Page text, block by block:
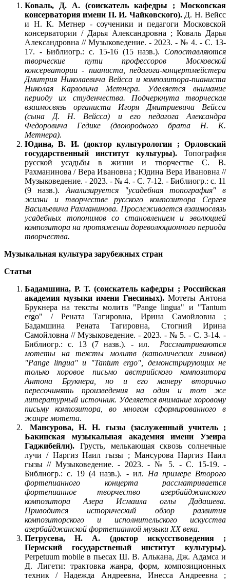
Коваль, Д. А. (соискатель кафедры ; Московская
консерватория имени П. И. Чайковского).Д. Н. Вейсс
и Н. К. Метнер - соученики и педагоги Московской
консерватории / Дарья Александровна ; Коваль Дарья
Александровна // Музыковедение. - 2023. - № 4. - С. 13-
17. - Библиогр.: с. 15-16 (15 назв.). Сопоставляются
творческие пути профессоров Московской
консерватории - пианиста, педагога-концертмейстера
Дмитрия Николаевича Вейсса и композитора-пианиста
Николая Карловича Метнера. Уделяется внимание
периоду их студенчества. Подчеркнута творческая
взаимосвязь органиста Игоря Дмитриевича Вейсса
(сына Д. Н. Вейсса) и его педагога Александра
Федоровича Гедике (двоюродного брата Н. К.
Метнера).
Юдина, В. И. (доктор культурологии ; Орловский
государственный институт культуры). Топография
русской усадьбы в жизни и творчестве С. В.
Рахманинова / Вера Ивановна ; Юдина Вера Ивановна //
Музыковедение. - 2023. - № 4. - С. 7-12. - Библиогр.: с. 11
(9 назв.). Анализируется "усадебная топография" в
жизни и творчестве русского композитора Сергея
Васильевича Рахманинова. Прослеживается взаимосвязь
усадебных топонимов со становлением и эволюцией
композитора на протяжении дореволюционного периода
творчества.
Музыкальная культура зарубежных стран
Статьи
Бадамшина, Р. Т. (соискатель кафедры ; Российская
академия музыки имени Гнесиных).Мотеты Антона
Брукнера на тексты молитв "Pange lingua" и "Tantum
ergo" / Рената Тагировна, Ирина Самойловна ;
Бадамшина Рената Тагировна, Стогний Ирина
Самойловна // Музыковедение. - 2023. - № 5. - С. 3-14. -
Библиогр.: с. 13 (7 назв.). - ил. Рассматриваются
мотеты на тексты молитв (католических гимнов)
"Pange lingua" и "Tantum ergo", демонстрирующих не
только хоровое письмо австрийского композитора
Антона Брукнера, но и его манеру вторично
пересочинять произведения на один и тот же
литературный источник. Уделяется внимание хоровому
письму композитора, во многом сформированного в
жанре мотета.
Мансурова, Н. Н. гызы (заслуженный учитель ;
Бакинская музыкальная академия имени Узеира
Гаджибейли). Грусть, мелькающая сквозь солнечные
лучи / Наргиз Наил гызы ; Мансурова Наргиз Наил
гызы // Музыковедение. - 2023. - № 5. - С. 15-19. -
Библиогр.: с. 19 (4 назв.). - ил. На примере Второго
фортепианного концерта рассматривается
фортепианное творчество азербайджанского
композитора Азера Исмаила оглы Дадашева.
Приводится исторический обзор развития
композиторского и исполнительского искусства
азербайджанской фортепианной музыки ХХ века.
Петрусева, Н. А. (доктор искусствоведения ;
Пермский государственый институт культуры).
Perpetuum mobile в пьесах Ш. В. Алькана, Дж. Адамса и
Д. Лигети: трактовка жанра, форм, композиционных
техник / Надежда Андреевна, Инесса Андреевна ;